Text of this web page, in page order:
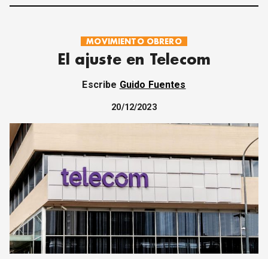
POLÍTICAS
INTERNACIONALES
MUJER
ECONOMÍA
SOCIEDAD Y CULTURA
CORREO DE LECTORES
DEBATE
ARCHIVO
DECLARACIONES
OPINIÓN
ALTAMIRA RESPONDE
Política Obrera Revista
MOVIMIENTO OBRERO
El ajuste en Telecom
Escribe Guido Fuentes
20/12/2023